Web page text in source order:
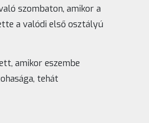
szombaton, amikor a
a valódi első osztályú
amikor eszembe
tehát